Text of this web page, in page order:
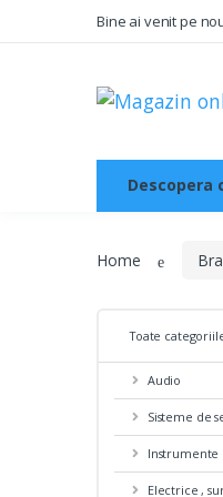
Bine ai venit pe
Sisteme de securitate si
automatizari
Electrice , surse de
Televiziune , CATV , video
Scule si dispozitive
Sisteme fotovoltaice
Descopera
Home
Toate
Audio
Sisteme de
Instrumente
Electrice ,